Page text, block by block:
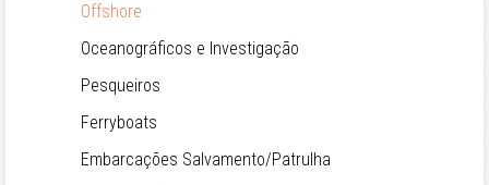
Offshore
Oceanográficos e Investigação
Pesqueiros
Ferryboats
Embarcações Salvamento/Patrulha